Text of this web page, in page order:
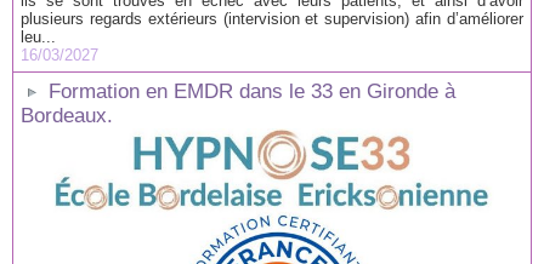
plusieurs regards extérieurs (intervision et supervision) afin d’améliorer
leu...
16/03/2027
Formation en EMDR dans le 33 en Gironde à
Bordeaux.